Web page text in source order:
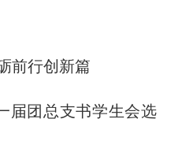
前行创新篇
届团总支书学生会选